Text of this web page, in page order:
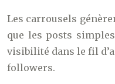
Les carrousels
que les posts
visibilité dans le fil
followers.